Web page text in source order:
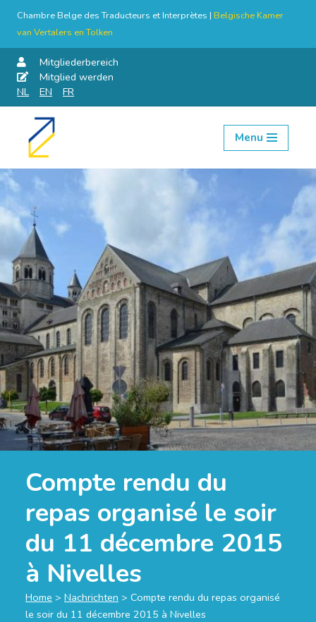
Chambre Belge des Traducteurs et Interprètes | Belgische Kamer
van Vertalers en Tolken
Mitgliederbereich
Mitglied werden
NL
EN FR
Skip
content
Menu
Compte rendu du
repas organisé le soir
du 11 décembre 2015
à Nivelles
Home > Nachrichten > Compte rendu du repas organisé
le soir du 11 décembre 2015 à Nivelles